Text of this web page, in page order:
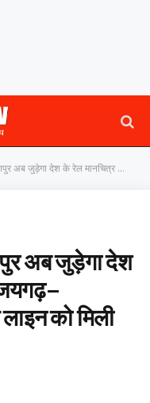
से, धरमजयगढ़–पत्थलगांव–लोहरदगा रेल लाइन को मिली मंजूरी
अब जुड़ेगा देश
को मिली